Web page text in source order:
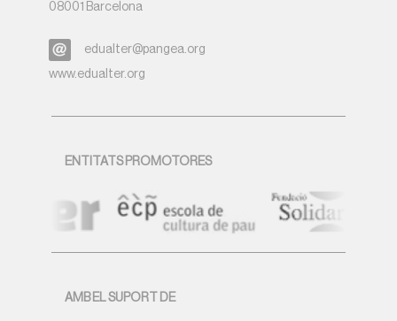
08001 Barcelona
edualter@pangea.org
www.edualter.org
ENTITATS PROMOTORES
AMB EL SUPORT DE